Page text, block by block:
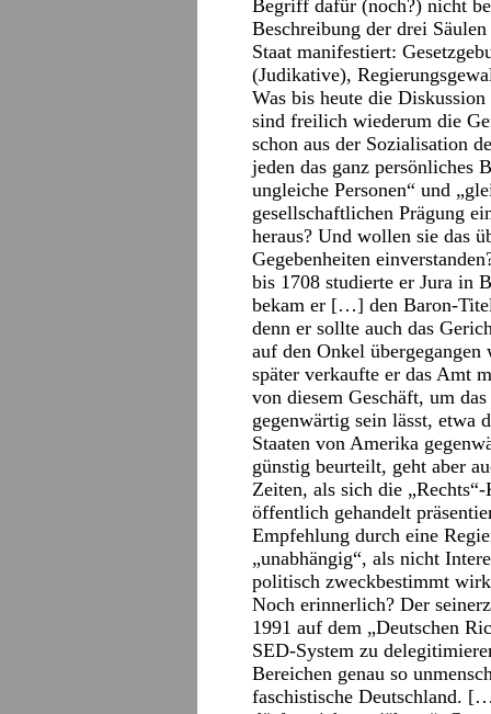
Begriff dafür (noch?) nicht
Beschreibung der drei
Staat manifestiert:
(Judikative),
Was bis heute die
sind freilich wiederum die
schon aus der Sozialisation
jeden das ganz persönliches
ungleiche Personen“ und
gesellschaftlichen Prägung
heraus? Und wollen sie das
Gegebenheiten
bis 1708 studierte er Jura in
bekam er […] den Baron-
denn er sollte auch das
auf den Onkel
später verkaufte er das Amt
von diesem Geschäft, um
gegenwärtig sein lässt, etwa
Staaten von Amerika
günstig beurteilt, geht aber
Zeiten, als sich die
öffentlich gehandelt
Empfehlung durch eine
„unabhängig“, als nicht
politisch zweckbestimmt
Noch erinnerlich? Der
1991 auf dem „Deutschen
SED-System zu
Bereichen genau so
faschistische Deutschland.